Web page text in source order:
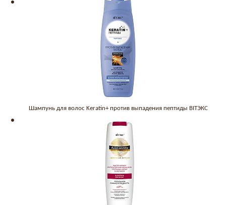
Шампунь для волос Keratin+ против выпадения пептиды BITЭКС